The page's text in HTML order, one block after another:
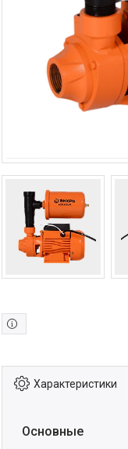
Характеристики
Основные